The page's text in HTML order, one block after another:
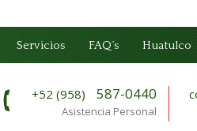
Servicios FAQ´s Huatulco
+52 (958) 587-0440
Asistencia Personal